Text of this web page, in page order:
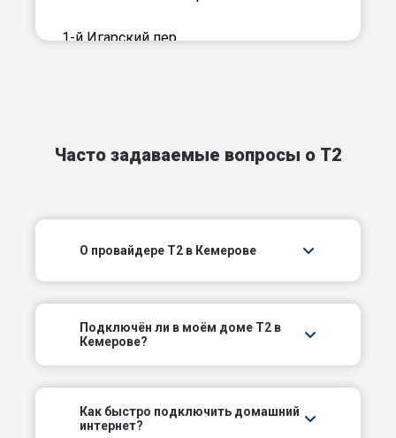
1-й Игарский пер
1-й Кронштадтский пер
1-й Мирный пер
1-й Ноябрьский пер
1-й Парковый проезд
1-й Пионерский пер
Часто задаваемые вопросы о T2
О провайдере T2 в Кемерове
Подключëн ли в моём доме T2 в
Кемерове?
Как быстро подключить домашний
интернет?